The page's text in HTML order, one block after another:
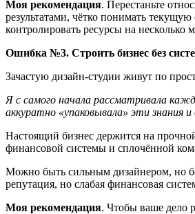
Моя рекомендация. Перестаньте
результатами, чётко понимать
контролировать ресурсы на несколько
Ошибка №3. Строить бизнес без
Зачастую дизайн‑студии живут по
Я с самого начала рассматривала
аккуратно «упаковывала» эти знания
Настоящий бизнес держится на
финансовой системы и сплочённой
Можно быть сильным дизайнером, но
репутация, но слабая финансовая
Моя рекомендация. Чтобы ваше дело